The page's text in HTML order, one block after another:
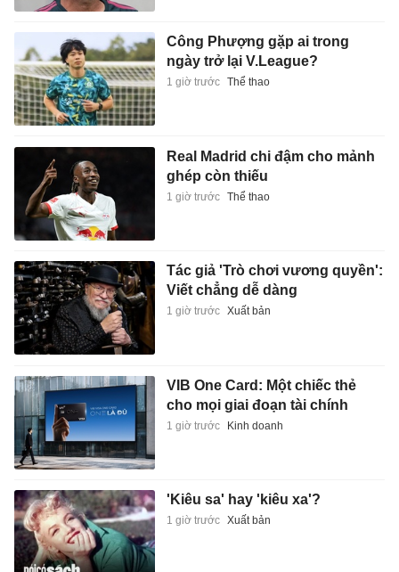
Công Phượng gặp ai trong
ngày trở lại V.League?
1 giờ trước Thể thao
Real Madrid chi đậm cho mảnh
ghép còn thiếu
1 giờ trước Thể thao
Tác giả 'Trò chơi vương quyền':
Viết chẳng dễ dàng
1 giờ trước Xuất bản
VIB One Card: Một chiếc thẻ
cho mọi giai đoạn tài chính
1 giờ trước Kinh doanh
'Kiêu sa' hay 'kiêu xa'?
1 giờ trước Xuất bản